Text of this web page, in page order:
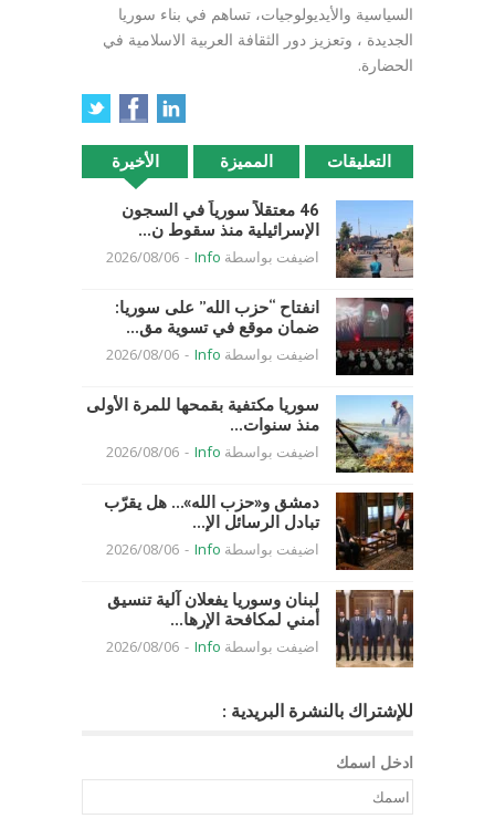
السياسية والأيديولوجيات، تساهم في بناء سوريا
الجديدة ، وتعزيز دور الثقافة العربية الاسلامية في
الحضارة.
الأخيرة المميزة التعليقات
46 معتقلاً سورياً في السجون
الإسرائيلية منذ سقوط ن...
اضيفت بواسطة Info
-
2026/08/06
انفتاح “حزب الله” على سوريا:
ضمان موقع في تسوية مق...
اضيفت بواسطة Info
-
2026/08/06
سوريا مكتفية بقمحها للمرة الأولى
منذ سنوات...
اضيفت بواسطة Info
-
2026/08/06
دمشق و«حزب الله»… هل يقرّب
تبادل الرسائل الإ...
اضيفت بواسطة Info
-
2026/08/06
لبنان وسوريا يفعلان آلية تنسيق
أمني لمكافحة الإرها...
اضيفت بواسطة Info
-
2026/08/06
للإشتراك بالنشرة البريدية :
ادخل اسمك